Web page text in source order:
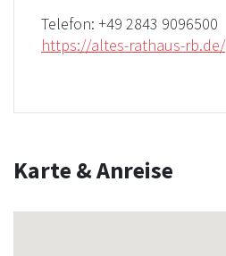
Telefon: +49 2843 9096500
https://altes-rathaus-rb.de/
Karte & Anreise